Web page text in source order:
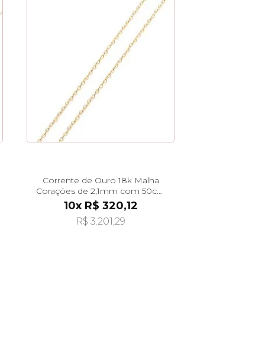
Corrente de Ouro 18k Malha
Corações de 2,1mm com 50cm
co04866
10x R$ 320,12
R$ 3.201,29